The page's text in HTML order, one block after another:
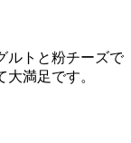
ルトと粉チーズで
満足です。